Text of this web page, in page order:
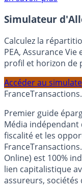
En savoir plus
Simulateur
Calculez la
PEA, Assurance
profil et horizon de
Accéder au
France
Premier guide
Média indépendant
fiscalité et les
Online) est 100%
lien capitalistique